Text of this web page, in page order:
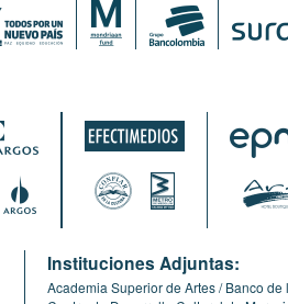
Instituciones Adjuntas:
Academia Superior de Artes Banco de